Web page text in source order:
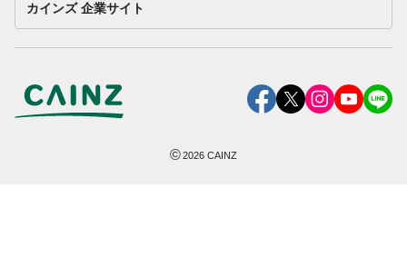
カインズ 企業サイト
©2026 CAINZ